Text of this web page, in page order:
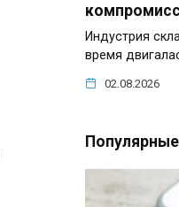
Индустрия
время
02.08.2026